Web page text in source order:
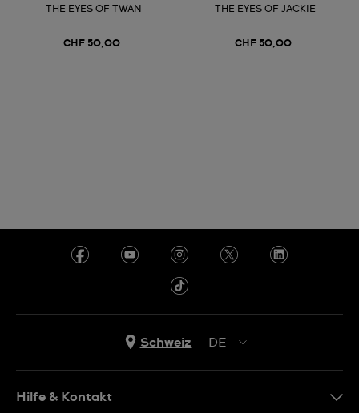
THE EYES OF TWAN
CHF 50,00
THE EYES OF JACKIE
CHF 50,00
Schweiz
DE
Hilfe & Kontakt